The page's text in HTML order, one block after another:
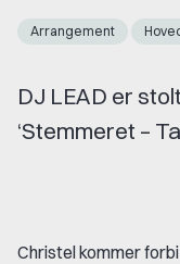
Arrangement
DJ LEAD er
‘Stemmeret –
Christel kommer